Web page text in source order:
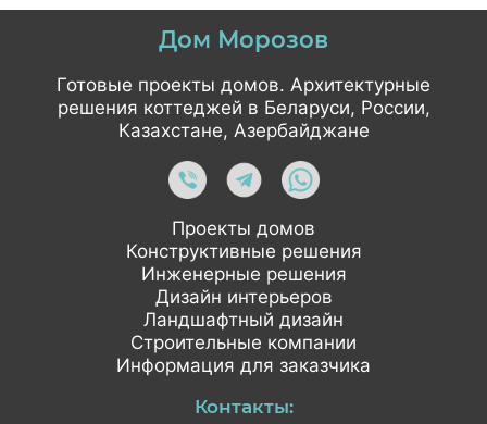
Дом Морозов
Готовые проекты домов. Архитектурные
решения коттеджей в Беларуси, России,
Казахстане, Азербайджане
Проекты домов
Конструктивные решения
Инженерные решения
Дизайн интерьеров
Ландшафтный дизайн
Строительные компании
Информация для заказчика
Контакты: